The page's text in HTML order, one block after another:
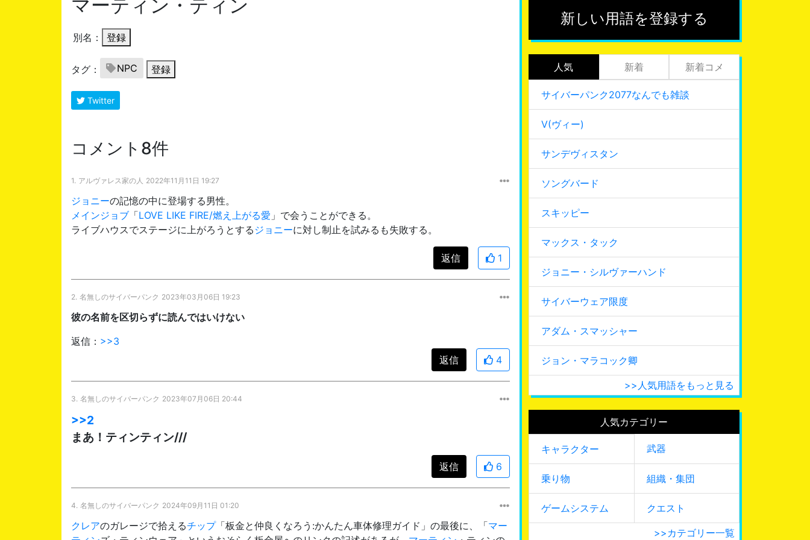
マーティン・ティン
別名： 登録
タグ： NPC 登録
Twitter
コメント8件
1. アルヴァレス家の人 2022年11月11日 19:27
ジョニーの記憶の中に登場する男性。
メインジョブ 「LOVE LIKE FIRE/燃え上がる愛 」で会うことができる。
ライブハウスでステージに上がろうとする ジョニーに対し制止を試みるも失敗する。
返信 1
2. 名無しのサイバーパンク 2023年03月06日 19:23
彼の名前を区切らずに読んではいけない
返信： >>3
返信
4
3. 名無しのサイバーパンク 2023年07月06日 20:44
>>2
まあ！ティンティン///
返信 6
4. 名無しのサイバーパンク 2024年09月11日 01:20
クレアのガレージで拾えるチップ「板金と仲良くなろう:かんたん車体修理ガイド」の最後に、「マー
新しい用語を登録する
人気 新着 新着コメ
サイバーパンク2077なんでも雑談
V(ヴィー)
サンデヴィスタン
ソングバード
スキッピー
マックス・タック
ジョニー・シルヴァーハンド
サイバーウェア限度
アダム・スマッシャー
ジョン・マラコック卿
>>人気用語をもっと見る
人気カテゴリー
キャラクター 武器
乗り物 組織・集団
ゲームシステム クエスト
>>カテゴリー一覧